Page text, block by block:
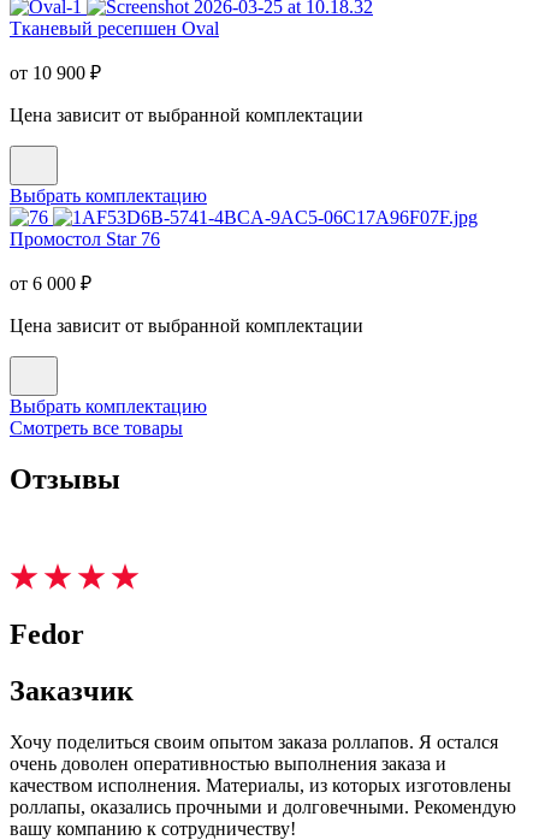
Тканевый ресепшен Oval
от 10 900 ₽
Цена зависит от выбранной комплектации
Выбрать комплектацию
Промостол Star 76
от 6 000 ₽
Цена зависит от выбранной комплектации
Выбрать комплектацию
Смотреть все товары
Отзывы
Fedor
Заказчик
Хочу поделиться своим опытом заказа роллапов. Я остался
очень доволен оперативностью выполнения заказа и
качеством исполнения. Материалы, из которых изготовлены
роллапы, оказались прочными и долговечными. Рекомендую
вашу компанию к сотрудничеству!